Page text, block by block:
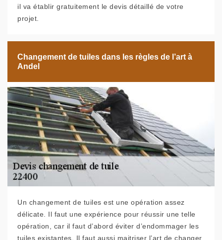
il va établir gratuitement le devis détaillé de votre
projet.
Changement de tuiles dans les règles de l’art à
Andel
Un changement de tuiles est une opération assez
délicate. Il faut une expérience pour réussir une telle
opération, car il faut d’abord éviter d’endommager les
tuiles existantes. Il faut aussi maitriser l’art de changer